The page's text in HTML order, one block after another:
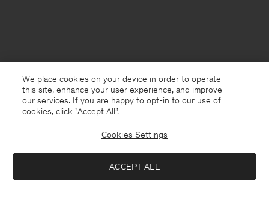
We place cookies on your device in order to operate
this site, enhance your user experience, and improve
our services. If you are happy to opt-in to our use of
cookies, click "Accept All”.
Cookies Settings
ACCEPT ALL